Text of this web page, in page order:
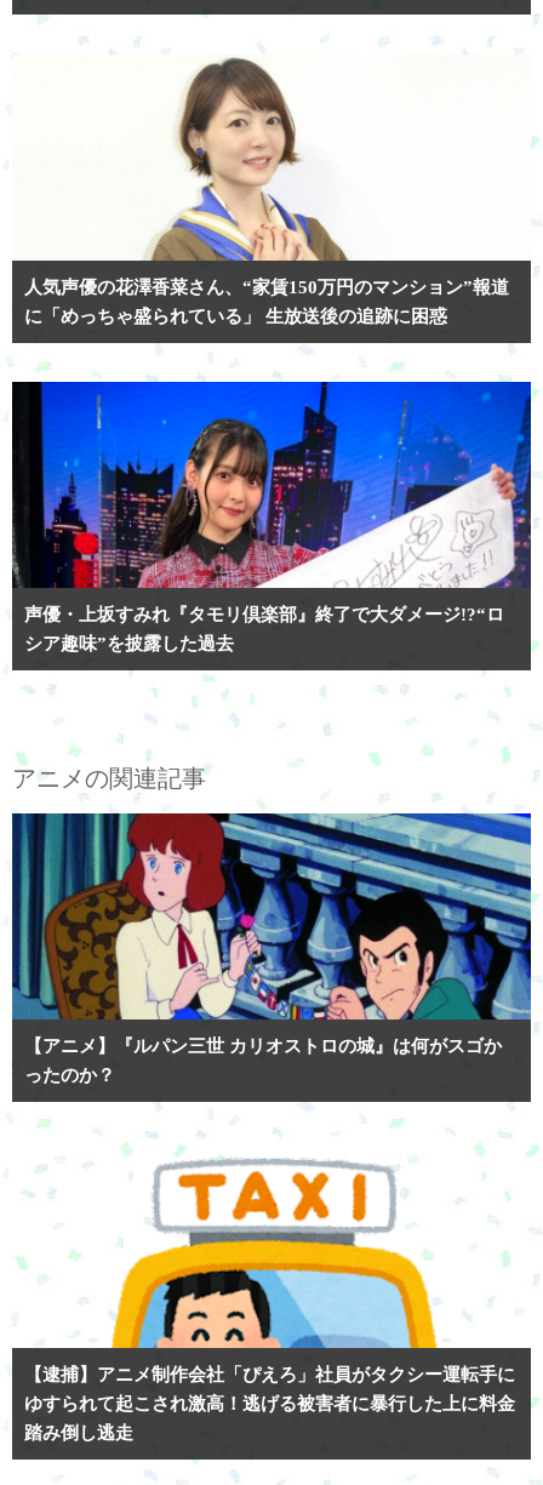
人気声優の花澤香菜さん、“家賃150万円のマンション”報道
に「めっちゃ盛られている」 生放送後の追跡に困惑
声優・上坂すみれ『タモリ倶楽部』終了で大ダメージ!?“ロ
シア趣味”を披露した過去
アニメの関連記事
【アニメ】『ルパン三世 カリオストロの城』は何がスゴか
ったのか？
【逮捕】アニメ制作会社「ぴえろ」社員がタクシー運転手に
ゆすられて起こされ激高！逃げる被害者に暴行した上に料金
踏み倒し逃走